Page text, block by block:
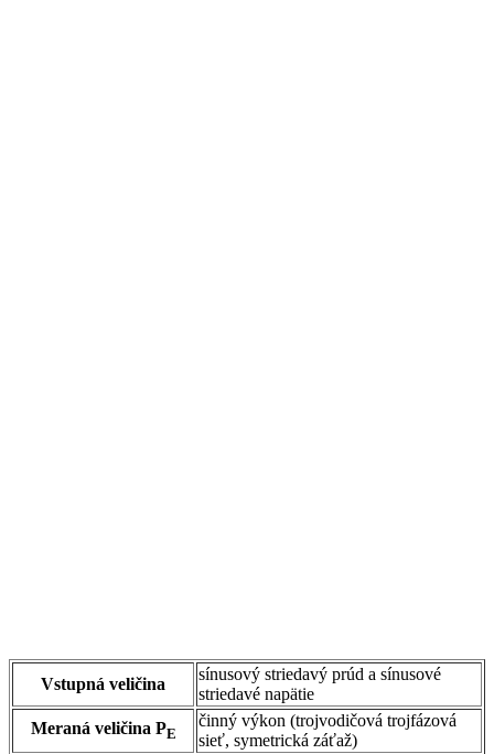
Vstupná veličina
sínusový striedavý prúd a sínusové
striedavé napätie
Meraná veličina PE
činný výkon (trojvodičová trojfázová
sieť, symetrická záťaž)